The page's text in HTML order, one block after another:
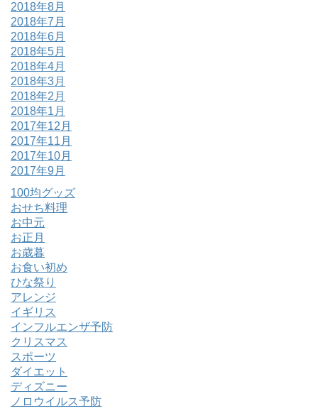
2018年8月
2018年7月
2018年6月
2018年5月
2018年4月
2018年3月
2018年2月
2018年1月
2017年12月
2017年11月
2017年10月
2017年9月
100均グッズ
おせち料理
お中元
お正月
お歳暮
お食い初め
ひな祭り
アレンジ
イギリス
インフルエンザ予防
クリスマス
スポーツ
ダイエット
ディズニー
ノロウイルス予防